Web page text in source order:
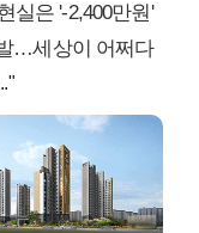
실은 '-2,400만원'
…세상이 어쩌다